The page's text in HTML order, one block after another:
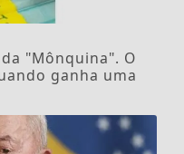
"Mônquina". O
ganha uma